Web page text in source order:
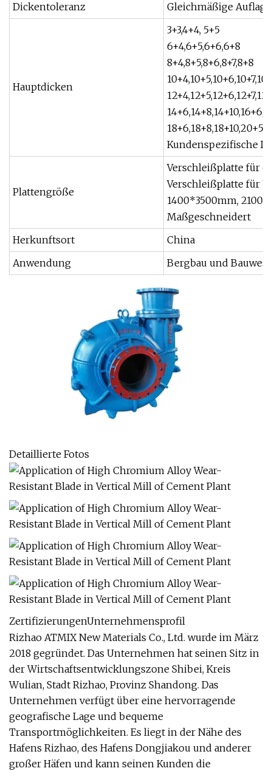
Dickentoleranz
Gleichmäßige
Hauptdicken
3+3,4+4, 5+5
6+4,6+5,6+6,6+8
8+4,8+5,8+6,8+7,8+8
Kundenspezifische
Plattengröße
Verschleißplatte für
Verschleißplatte für
1400*3500mm,
Maßgeschneidert
Herkunftsort
China
Anwendung
Bergbau und
Detaillierte Fotos
ZertifizierungenUnternehmensprofil
Rizhao ATMIX New Materials Co., Ltd. wurde im März
2018 gegründet. Das Unternehmen hat seinen Sitz in
der Wirtschaftsentwicklungszone Shibei, Kreis
Wulian, Stadt Rizhao, Provinz Shandong. Das
Unternehmen verfügt über eine hervorragende
geografische Lage und bequeme
Transportmöglichkeiten. Es liegt in der Nähe des
Hafens Rizhao, des Hafens Dongjiakou und anderer
großer Häfen und kann seinen Kunden die